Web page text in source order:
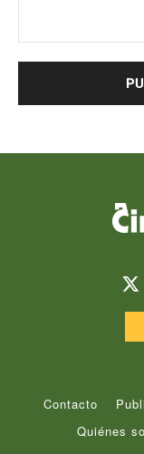
Contacto
Quiénes